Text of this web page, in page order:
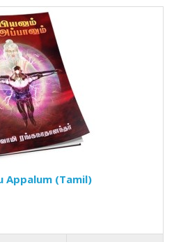
Appalum (Tamil)